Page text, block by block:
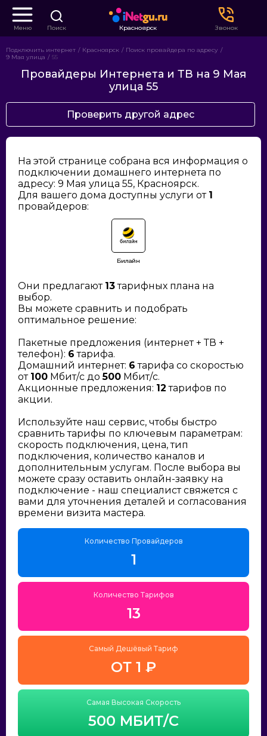
Меню Поиск Красноярск Звонок
Подключить интернет Красноярск
Поиск провайдера по адресу
9 Мая улица
55
Провайдеры Интернета и ТВ на 9 Мая
улица 55
Проверить другой адрес
На этой странице собрана вся информация о
подключении домашнего интернета по
адресу: 9 Мая улица 55, Красноярск.
Для вашего дома доступны услуги от 1
провайдеров:
Билайн
Они предлагают 13тарифных плана на
выбор.
Вы можете сравнить и подобрать
оптимальное решение:
Пакетные предложения (интернет + ТВ +
телефон): 6 тарифа.
Домашний интернет: 6 тарифа со скоростью
от 100 Мбит/с до500 Мбит/с.
Акционные предложения: 12 тарифов по
акции.
Используйте наш сервис, чтобы быстро
сравнить тарифы по ключевым параметрам:
скорость подключения, цена, тип
подключения, количество каналов и
дополнительным услугам. После выбора вы
можете сразу оставить онлайн-заявку на
подключение - наш специалист свяжется с
вами для уточнения деталей и согласования
времени визита мастера.
Количество Провайдеров
1
Количество Тарифов
13
Самый Дешёвый Тариф
ОТ 1 ₽
Самая Высокая Скорость
500 МБИТ/С